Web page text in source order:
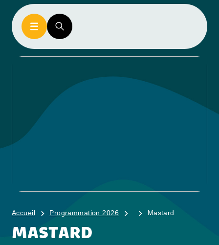
Accueil Programmation 2026 Mastard
MASTARD